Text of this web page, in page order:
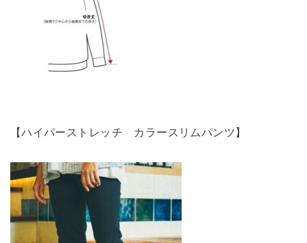
【ハイパーストレッチ カラースリムパンツ】